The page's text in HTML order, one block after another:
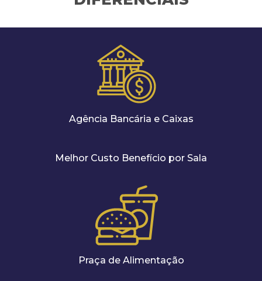
Agência Bancária e Caixas
Melhor Custo Benefício por Sala
Praça de Alimentação